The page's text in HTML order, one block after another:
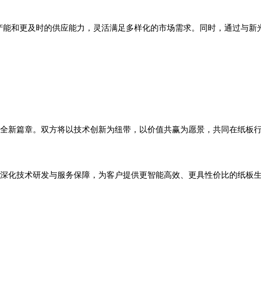
和更及时的供应能力，灵活满足多样化的市场需求。同时，通过与
篇章。双方将以技术创新为纽带，以价值共赢为愿景，共同在纸板
化技术研发与服务保障，为客户提供更智能高效、更具性价比的纸板